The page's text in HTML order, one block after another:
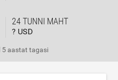
24 TUNNI MAHT
? USD
5 aastat tagasi